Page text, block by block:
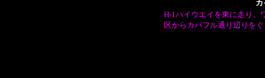
H-1ハイウエイを東に走り、
区からカパフル通り辺りを